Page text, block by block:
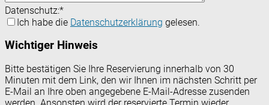
Datenschutz:*
Ich habe die Datenschutzerklärung gelesen.
Wichtiger Hinweis
Bitte bestätigen Sie Ihre Reservierung innerhalb von 30
Minuten mit dem Link, den wir Ihnen im nächsten Schritt per
E-Mail an Ihre oben angegebene E-Mail-Adresse zusenden